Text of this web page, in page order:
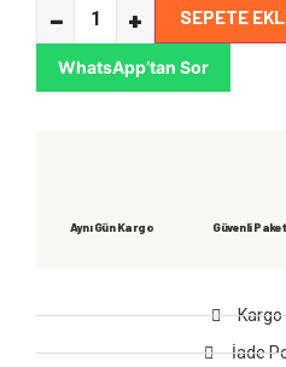
− + SEPETE
WhatsApp’tan Sor
Aynı Gün Kargo Güvenli
İade